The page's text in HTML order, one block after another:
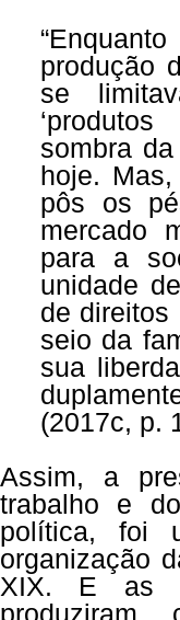
produção
se
sombra
hoje.
pôs os
mercado
para a
unidade
de direitos
seio da
sua
(2017c, p.
Assim, a
trabalho e
política, foi
organização
XIX. E as
produziram